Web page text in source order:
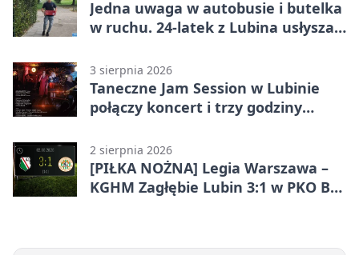
Jedna uwaga w autobusie i butelka
w ruchu. 24-latek z Lubina usłyszał
3 sierpnia 2026
Taneczne Jam Session w Lubinie
połączy koncert i trzy godziny
2 sierpnia 2026
[PIŁKA NOŻNA] Legia Warszawa –
KGHM Zagłębie Lubin 3:1 w PKO BP
punktów